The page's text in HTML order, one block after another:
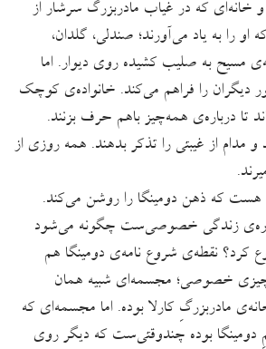
خانه‌ای که در غیاب مادربزرگ سرشار از
را به یاد می‌آورند؛ صندلی، گلدان،
مسیح به صلیب کشیده روی دیوار. اما
دیگران را فراهم می‌کند. خانواده‌ی کوچک
تا درباره‌ی همه‌چیز باهم حرف بزنند.
و مدام از غیبتی را تذکر بدهند. همه روزی از
هست که ذهن دومینگا را روشن می‌کند.
زندگی خصوصی‌ست چگونه می‌شود
کرد؟ نقطه‌ی شروع نامه‌ی دومینگا هم
خصوصی؛ مجسمه‌ای شبیه همان
مادربزرگِ کارلا بوده. اما مجسمه‌‌ای که
بوده چندوقتی‌ست که دیگر روی